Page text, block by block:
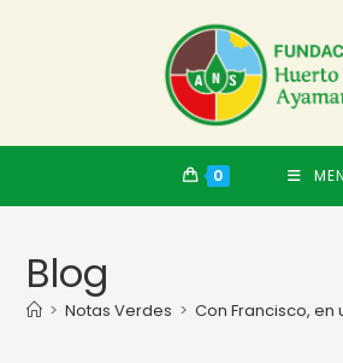
0
Blog
> Notas Verdes > Con Francisco,